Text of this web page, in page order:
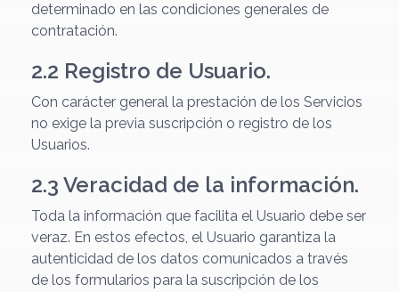
determinado en las condiciones generales de
contratación.
2.2 Registro de Usuario.
Con carácter general la prestación de los Servicios
no exige la previa suscripción o registro de los
Usuarios.
2.3 Veracidad de la información.
Toda la información que facilita el Usuario debe ser
veraz. En estos efectos, el Usuario garantiza la
autenticidad de los datos comunicados a través
de los formularios para la suscripción de los